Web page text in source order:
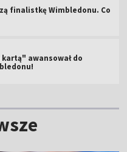
finalistkę Wimbledonu. Co
awansował do